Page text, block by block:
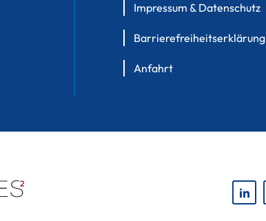
Impressum & Datenschutz
Barrierefreiheitserklärung
Anfahrt